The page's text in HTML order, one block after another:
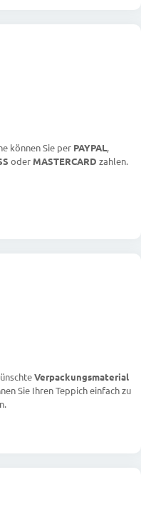
können Sie per PAYPAL,
oder MASTERCARD zahlen.
Verpackungsmaterial
Sie Ihren Teppich einfach zu